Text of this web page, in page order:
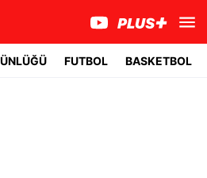
FUTBOL BASKETBOL